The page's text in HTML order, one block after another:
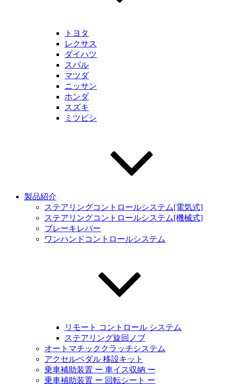
トヨタ
レクサス
ダイハツ
スバル
マツダ
ニッサン
ホンダ
スズキ
ミツビシ
製品紹介
ステアリングコントロールシステム[電気式]
ステアリングコントロールシステム[機械式]
ブレーキレバー
ワンハンドコントロールシステム
リモート コントロール システム
ステアリング旋回ノブ
オートマチッククラッチシステム
アクセルペダル 移設キット
乗車補助装置 ー 車イス収納 ー
乗車補助装置 ー 回転シート ー